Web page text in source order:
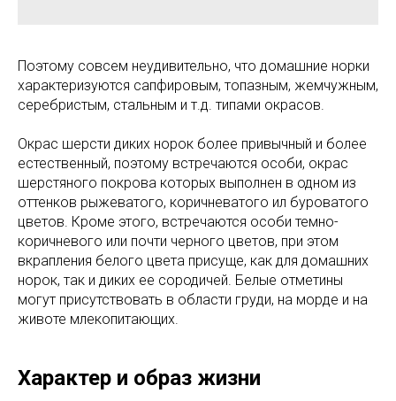
Поэтому совсем неудивительно, что домашние норки
характеризуются сапфировым, топазным, жемчужным,
серебристым, стальным и т.д. типами окрасов.
Окрас шерсти диких норок более привычный и более
естественный, поэтому встречаются особи, окрас
шерстяного покрова которых выполнен в одном из
оттенков рыжеватого, коричневатого ил буроватого
цветов. Кроме этого, встречаются особи темно-
коричневого или почти черного цветов, при этом
вкрапления белого цвета присуще, как для домашних
норок, так и диких ее сородичей. Белые отметины
могут присутствовать в области груди, на морде и на
животе млекопитающих.
Характер и образ жизни